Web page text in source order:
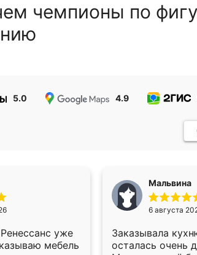
чемпионы по
5.0 4.9
уже
мебель
Мальвина
6 августа
Заказывала
осталась очень